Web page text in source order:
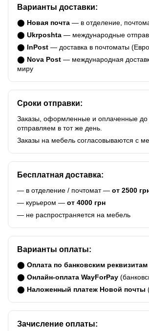
Варианты доставки:
⬤ Новая почта — в отделение,
⬤ Ukrposhta — международные
⬤ InPost — доставка в почтоматы
⬤ Nova Post — международная
миру
Сроки отправки:
Заказы, оформленные и оплаченные до
отправляем в тот же день.
Заказы на мебель согласовываются с
Бесплатная доставка:
— в отделение / почтомат — от 2500
— курьером — от 4000 грн
— не распространяется на мебель
Варианты оплаты:
⬤ Оплата по банковским реквизитам
⬤ Онлайн-оплата WayForPay
⬤ Наложенный платеж Новой почты
Зачисление оплаты: